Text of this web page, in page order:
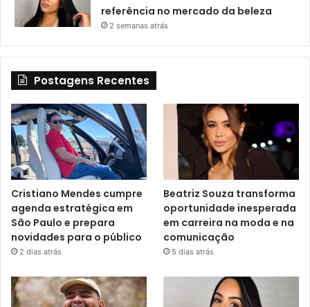
referência no mercado da beleza
2 semanas atrás
Postagens Recentes
Cristiano Mendes cumpre
agenda estratégica em
São Paulo e prepara
novidades para o público
2 dias atrás
Beatriz Souza transforma
oportunidade inesperada
em carreira na moda e na
comunicação
5 dias atrás